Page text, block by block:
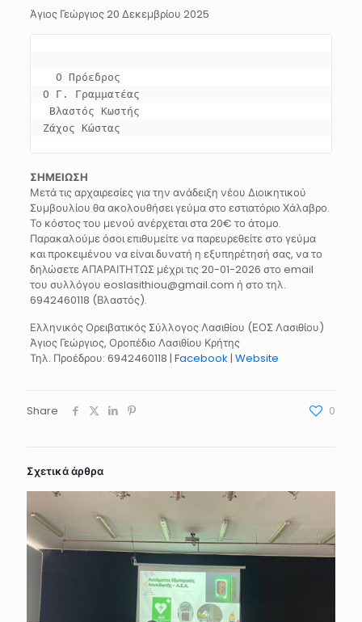
Άγιος Γεώργιος 20 Δεκεμβρίου 2025
Ο Γ. Γραμματέας
Ζάχος Κώστας
ΣΗΜΕΙΩΣΗ
Μετά τις αρχαιρεσίες για την ανάδειξη νέου Διοικητικού
Συμβουλίου θα ακολουθήσει γεύμα στο εστιατόριο Χάλαβρο.
Το κόστος του μενού ανέρχεται στα 20€ το άτομο.
Παρακαλούμε όσοι επιθυμείτε να παρευρεθείτε στο γεύμα
και προκειμένου να είναι δυνατή η εξυπηρέτησή σας, να το
δηλώσετε ΑΠΑΡΑΙΤΗΤΩΣ μέχρι τις 20-01-2026 στο email
του συλλόγου eoslasithiou@gmail.com ή στο τηλ.
6942460118 (Βλαστός).
Ελληνικός Ορειβατικός Σύλλογος Λασιθίου (ΕΟΣ Λασιθίου)
Άγιος Γεώργιος, Οροπέδιο Λασιθίου Κρήτης
Τηλ. Προέδρου: 6942460118 | Facebook | Website
Share 0
Σχετικά άρθρα